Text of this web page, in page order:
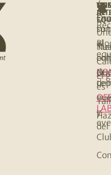
El
es
del
AL
al
TE
de
y
tu